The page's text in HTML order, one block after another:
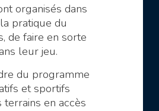
organisés dans
pratique du
de faire en sorte
leur jeu.
du programme
et sportifs
en accès